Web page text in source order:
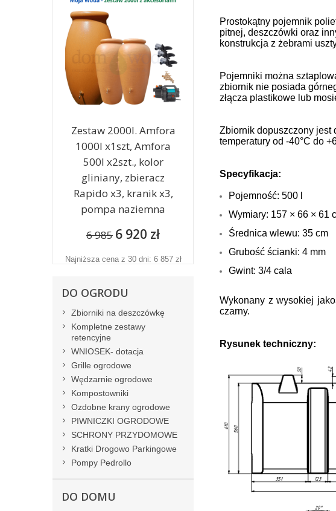
Prostokątny pojemnik
pitnej, deszczówki oraz
konstrukcja z żebrami
Pojemniki można
zbiornik nie posiada
złącza plastikowe lub
Zbiornik dopuszczony jest
temperatury od -40°C do
Specyfikacja:
Pojemność: 500 l
Wymiary: 157 × 66 × 61
Średnica wlewu: 35 cm
Grubość ścianki: 4 mm
Gwint: 3/4 cala
Wykonany z wysokiej
czarny.
Rysunek techniczny:
Zestaw 2000l. Amfora
1000l x1szt, Amfora
500l x2szt., kolor
gliniany, zbieracz
Rapido x3, kranik x3,
pompa naziemna
6 985 6 920 zł
Najniższa cena z 30 dni: 6 857 zł
DO OGRODU
Zbiorniki na deszczówkę
Kompletne zestawy
retencyjne
WNIOSEK- dotacja
Grille ogrodowe
Wędzarnie ogrodowe
Kompostowniki
Ozdobne krany ogrodowe
PIWNICZKI OGRODOWE
SCHRONY PRZYDOMOWE
Kratki Drogowo Parkingowe
Pompy Pedrollo
DO DOMU